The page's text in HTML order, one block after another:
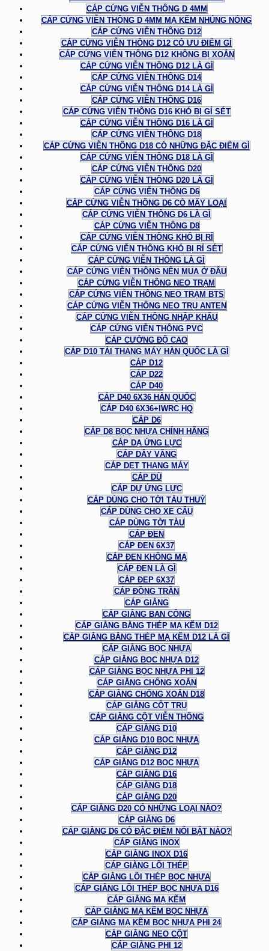
CÁP CỨNG VIỄN THÔNG D 4MM
CÁP CỨNG VIỄN THÔNG D 4MM MẠ KẼM NHÚNG NÓNG
CÁP CỨNG VIỄN THÔNG D12
CÁP CỨNG VIỄN THÔNG D12 CÓ ƯU ĐIỂM GÌ
CÁP CỨNG VIỄN THÔNG D12 KHÔNG BỊ XOẮN
CÁP CỨNG VIỄN THÔNG D12 LÀ GÌ
CÁP CỨNG VIỄN THÔNG D14
CÁP CỨNG VIỄN THÔNG D14 LÀ GÌ
CÁP CỨNG VIỄN THÔNG D16
CÁP CỨNG VIỄN THÔNG D16 KHÓ BỊ GỈ SÉT
CÁP CỨNG VIỄN THÔNG D16 LÀ GÌ
CÁP CỨNG VIỄN THÔNG D18
CÁP CỨNG VIỄN THÔNG D18 CÓ NHỮNG ĐẶC ĐIỂM GÌ
CÁP CỨNG VIỄN THÔNG D18 LÀ GÌ
CÁP CỨNG VIỄN THÔNG D20
CÁP CỨNG VIỄN THÔNG D20 LÀ GÌ
CÁP CỨNG VIỄN THÔNG D6
CÁP CỨNG VIỄN THÔNG D6 CÓ MẤY LOẠI
CÁP CỨNG VIỄN THÔNG D6 LÀ GÌ
CÁP CỨNG VIỄN THÔNG D8
CÁP CỨNG VIỄN THÔNG KHÓ BỊ RỈ
CÁP CỨNG VIỄN THÔNG KHÓ BỊ RỈ SÉT
CÁP CỨNG VIỄN THÔNG LÀ GÌ
CÁP CỨNG VIỄN THÔNG NÊN MUA Ở ĐÂU
CÁP CỨNG VIỄN THÔNG NEO TRẠM
CÁP CỨNG VIỄN THÔNG NEO TRẠM BTS
CÁP CỨNG VIỄN THÔNG NEO TRỤ ANTEN
CÁP CỨNG VIỄN THÔNG NHẬP KHẨU
CÁP CỨNG VIỄN THÔNG PVC
CÁP CƯỜNG ĐỘ CAO
CÁP D10 TẢI THANG MÁY HÀN QUỐC LÀ GÌ
CÁP D12
CÁP D22
CÁP D40
CÁP D40 6X36 HÀN QUỐC
CÁP D40 6X36+IWRC HQ
CÁP D6
CÁP D8 BỌC NHỰA CHÍNH HÃNG
CÁP DẠ ỨNG LỰC
CÁP DÂY VĂNG
CÁP DẸT THANG MÁY
CÁP DÙ
CÁP DỰ ỨNG LỰC
CÁP DÙNG CHO TỜI TÀU THUỶ
CÁP DÙNG CHO XE CẨU
CÁP DÙNG TỜI TÀU
CÁP ĐEN
CÁP ĐEN 6X37
CÁP ĐEN KHÔNG MẠ
CÁP ĐEN LÀ GÌ
CÁP ĐEP 6X37
CÁP ĐỒNG TRẦN
CÁP GIẰNG
CÁP GIẰNG BAN CÔNG
CÁP GIẰNG BẰNG THÉP MẠ KẼM D12
CÁP GIẰNG BẰNG THÉP MẠ KẼM D12 LÀ GÌ
CÁP GIẰNG BỌC NHỰA
CÁP GIẰNG BỌC NHỰA D12
CÁP GIẰNG BỌC NHỰA PHI 12
CÁP GIẰNG CHỐNG XOẮN
CÁP GIẰNG CHỐNG XOẮN D18
CÁP GIẰNG CỘT TRỤ
CÁP GIẰNG CỘT VIỄN THÔNG
CÁP GIẰNG D10
CÁP GIẰNG D10 BỌC NHỰA
CÁP GIẰNG D12
CÁP GIẰNG D12 BỌC NHỰA
CÁP GIẰNG D16
CÁP GIẰNG D18
CÁP GIẰNG D20
CÁP GIẰNG D20 CÓ NHỮNG LOẠI NÀO?
CÁP GIẰNG D6
CÁP GIẰNG D6 CÓ ĐẶC ĐIỂM NỔI BẬT NÀO?
CÁP GIẰNG INOX
CÁP GIẰNG INOX D16
CÁP GIẰNG LÕI THÉP
CÁP GIẰNG LÕI THÉP BỌC NHỰA
CÁP GIẰNG LÕI THÉP BỌC NHỰA D16
CÁP GIẰNG MẠ KẼM
CÁP GIẰNG MẠ KẼM BỌC NHỰA
CÁP GIẰNG MẠ KẼM BỌC NHỰA PHI 24
CÁP GIẰNG NEO CỘT
CÁP GIẰNG PHI 12